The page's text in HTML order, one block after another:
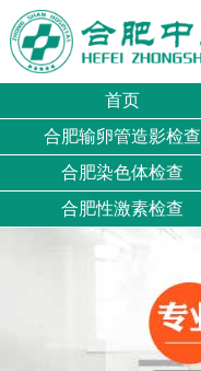
首页
合肥输卵管造影检查
合肥染色体检查
合肥性激素检查